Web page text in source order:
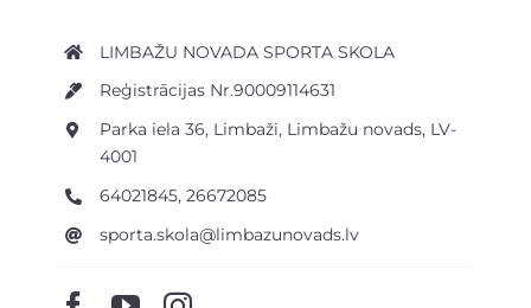
LIMBAŽU NOVADA SPORTA SKOLA
Reģistrācijas Nr.90009114631
Parka iela 36, Limbaži, Limbažu novads, LV-
4001
64021845, 26672085
sporta.skola@limbazunovads.lv